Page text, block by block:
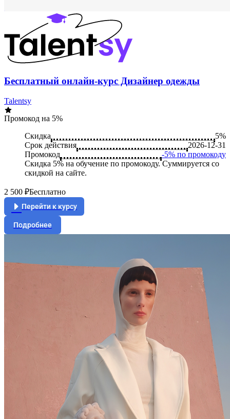
Бесплатный онлайн-курс Дизайнер одежды
Talentsy
Промокод на 5%
Скидка
5%
Срок действия
2026-12-31
Промокод
-5% по промокоду
Cкидка 5% на обучение по промокоду. Суммируется со
скидкой на сайте.
2 500 ₽Бесплатно
Перейти к курсу
Подробнее